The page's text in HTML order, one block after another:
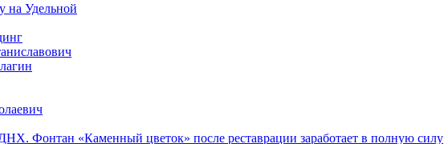
на Удельной
Фонтан «Каменный цветок» после реставрации заработает в полную силу